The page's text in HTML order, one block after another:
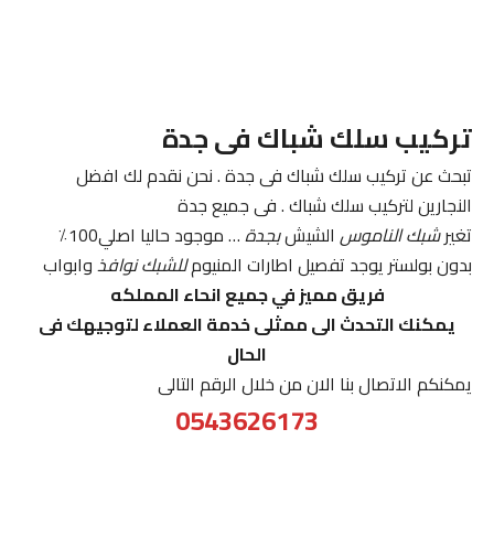
تركيب سلك شباك فى جدة
تبحث عن تركيب سلك شباك فى جدة . نحن نقدم لك افضل
النجارين لتركيب سلك شباك . فى جميع جدة
تغيرشبك الناموس الشيشبجدة
… موجود حاليا اصلي100٪
بدون بولستر يوجد تفصيل اطارات المنيومللشبك نوافذوابواب
فريق مميز في جميع انحاء المملكه
يمكنك التحدث الى ممثلى خدمة العملاء لتوجيهك فى
الحال
يمكنكم الاتصال بنا الان من خلال الرقم التالى
0543626173